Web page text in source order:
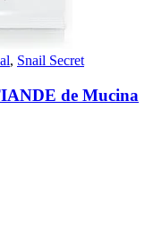
, Snail Secret
de Mucina